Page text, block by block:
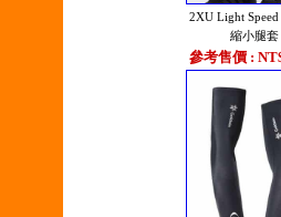
2XU Light
縮小腿套
參考售價 :